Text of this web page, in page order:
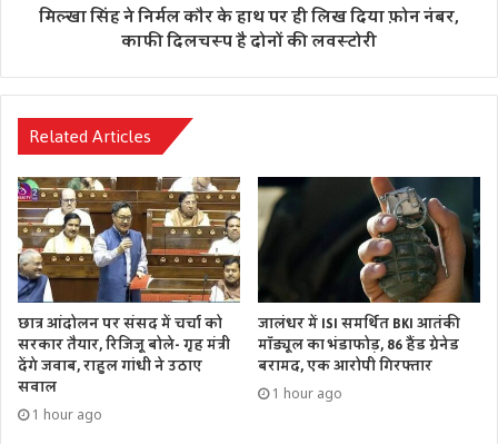
मिल्खा सिंह ने निर्मल कौर के हाथ पर ही लिख दिया फ़ोन नंबर,
काफी दिलचस्प है दोनों की लवस्टोरी
Related Articles
छात्र आंदोलन पर संसद में चर्चा को
सरकार तैयार, रिजिजू बोले- गृह मंत्री
देंगे जवाब, राहुल गांधी ने उठाए
सवाल
1 hour ago
जालंधर में ISI समर्थित BKI आतंकी
मॉड्यूल का भंडाफोड़, 86 हैंड ग्रेनेड
बरामद, एक आरोपी गिरफ्तार
1 hour ago